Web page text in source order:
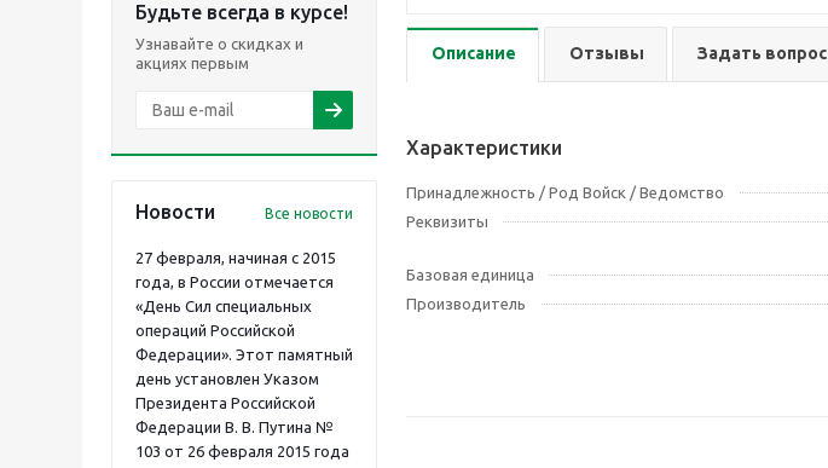
Будьте всегда в курсе!
Узнавайте о скидках и
акциях первым
Новости Все новости
27 февраля, начиная с 2015
года, в России отмечается
«День Сил специальных
операций Российской
Федерации». Этот памятный
день установлен Указом
Президента Российской
Федерации В. В. Путина №
103 от 26 февраля 2015 года
Описание Отзывы Задать вопрос
Характеристики
Принадлежность / Род Войск / Ведомство
Реквизиты
Базовая единица
Производитель